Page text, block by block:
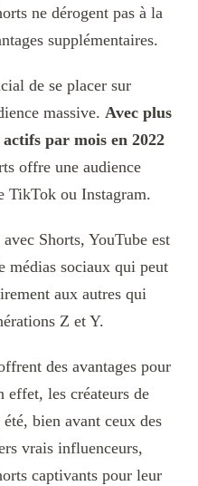
ne dérogent pas à la
supplémentaires.
de se placer sur
massive. Avec plus
par mois en 2022
offre une audience
TikTok ou Instagram.
Shorts, YouTube est
médias sociaux qui peut
aux autres qui
Z et Y.
des avantages pour
effet, les créateurs de
bien avant ceux des
vrais influenceurs,
captivants pour leur